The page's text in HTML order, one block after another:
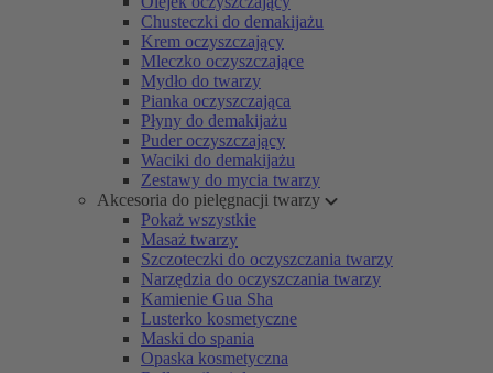
Chusteczki do demakijażu
Krem oczyszczający
Mleczko oczyszczające
Mydło do twarzy
Pianka oczyszczająca
Płyny do demakijażu
Puder oczyszczający
Waciki do demakijażu
Zestawy do mycia twarzy
Akcesoria do pielęgnacji twarzy
Pokaż wszystkie
Masaż twarzy
Szczoteczki do oczyszczania twarzy
Narzędzia do oczyszczania twarzy
Kamienie Gua Sha
Lusterko kosmetyczne
Maski do spania
Opaska kosmetyczna